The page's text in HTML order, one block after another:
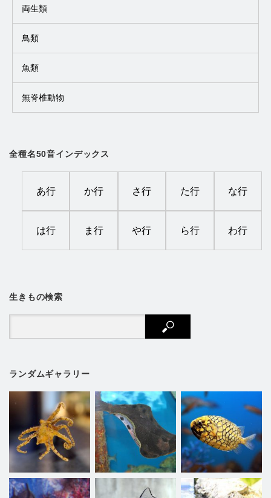
両生類
鳥類
魚類
無脊椎動物
全種名50音インデックス
あ行 か行 さ行 た行 な行
は行 ま行 や行 ら行 わ行
生きもの検索
ランダムギャラリー